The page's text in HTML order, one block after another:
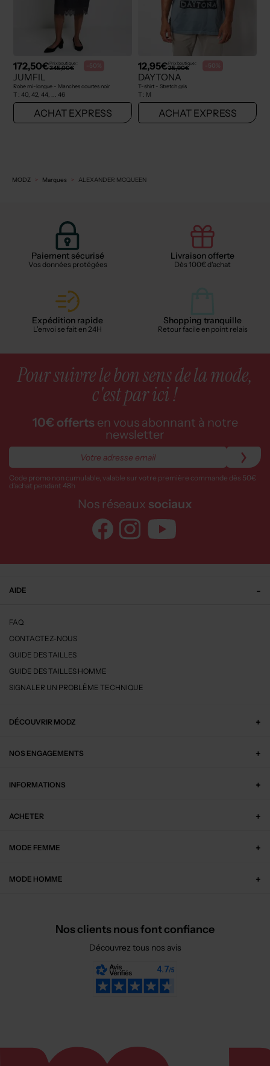
172,50€Prix boutique :
345,00€ -50%
JUMFIL
Robe mi-longue - Manches courtes noir
T : 40, 42, 44, ... 46
ACHAT EXPRESS
12,95€Prix boutique :
25,90€ -50%
DAYTONA
T-shirt - Stretch gris
T : M
ACHAT EXPRESS
MODZ Marques ALEXANDER MCQUEEN
Paiement sécurisé
Vos données protégées
Livraison offerte
Dès 100€ d'achat
Expédition rapide
L'envoi se fait en 24H
Shopping tranquille
Retour facile en point relais
Pour suivre le bon sens de la mode,
c'est par ici !
10€ offerts en vous abonnant à notre
newsletter
Code promo non cumulable, valable sur votre première commande dès 50€
d’achat pendant 48h
Nos réseaux sociaux
AIDE
FAQ
CONTACTEZ-NOUS
GUIDE DES TAILLES
GUIDE DES TAILLES HOMME
SIGNALER UN PROBLÈME TECHNIQUE
DÉCOUVRIR MODZ
NOS ENGAGEMENTS
INFORMATIONS
ACHETER
MODE FEMME
MODE HOMME
Nos clients nous font confiance
Découvrez tous nos avis